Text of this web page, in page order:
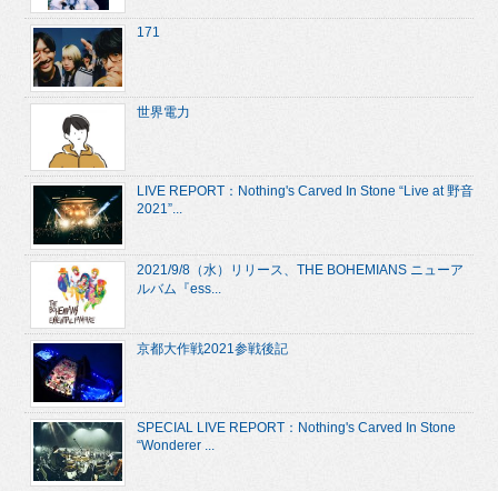
171
世界電力
LIVE REPORT：Nothing's Carved In Stone “Live at 野音
2021”...
2021/9/8（水）リリース、THE BOHEMIANS ニューア
ルバム『ess...
京都大作戦2021参戦後記
SPECIAL LIVE REPORT：Nothing's Carved In Stone
“Wonderer ...